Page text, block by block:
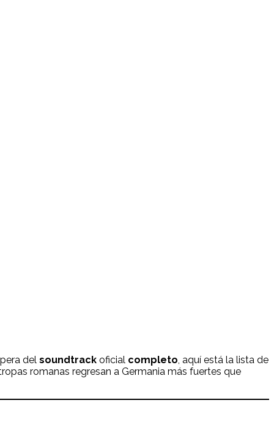
del soundtrack oficial completo , aquí está la lista de
romanas regresan a Germania más fuertes que